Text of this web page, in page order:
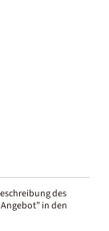
des
in den